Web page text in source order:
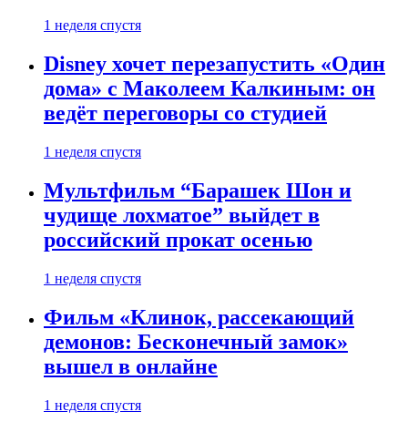
1 неделя спустя
Disney хочет перезапустить «Один
дома» с Маколеем Калкиным: он
ведёт переговоры со студией
1 неделя спустя
Мультфильм “Барашек Шон и
чудище лохматое” выйдет в
российский прокат осенью
1 неделя спустя
Фильм «Клинок, рассекающий
демонов: Бесконечный замок»
вышел в онлайне
1 неделя спустя